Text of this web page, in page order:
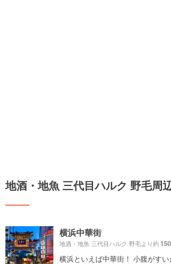
地酒・地魚 三代目ハルク 野毛周
横浜中華街
地酒・地魚 三代目ハルク 野毛より約
横浜といえば中華街！ 小腹がすい